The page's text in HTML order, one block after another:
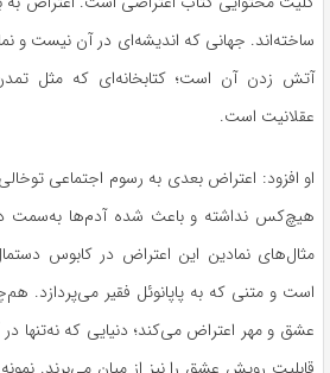
ساخته‌اند. جهانی که اندیشه‌ای در آن نیست و
آتش زدن آن است؛ کتابخانه‌ای که مثل
عقلانیت است.
او افزود: اعتراض بعدی به رسوم اجتماعی
هیچ‌کس نداشته و باعث شده آدم‌ها به‌سمت
مثال‌های نمادین این اعتراض در کابوس
است و متنی که به پاپانوئل فقیر می‌پردازد.
عشق و مهر اعتراض می‌کند؛ دنیایی که نه‌تنها